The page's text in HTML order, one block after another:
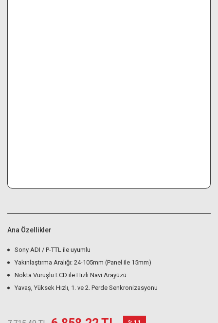
Ana Özellikler
Sony ADI / P-TTL ile uyumlu
Yakınlaştırma Aralığı: 24-105mm (Panel ile 15mm)
Nokta Vuruşlu LCD ile Hızlı Navi Arayüzü
Yavaş, Yüksek Hızlı, 1. ve 2. Perde Senkronizasyonu